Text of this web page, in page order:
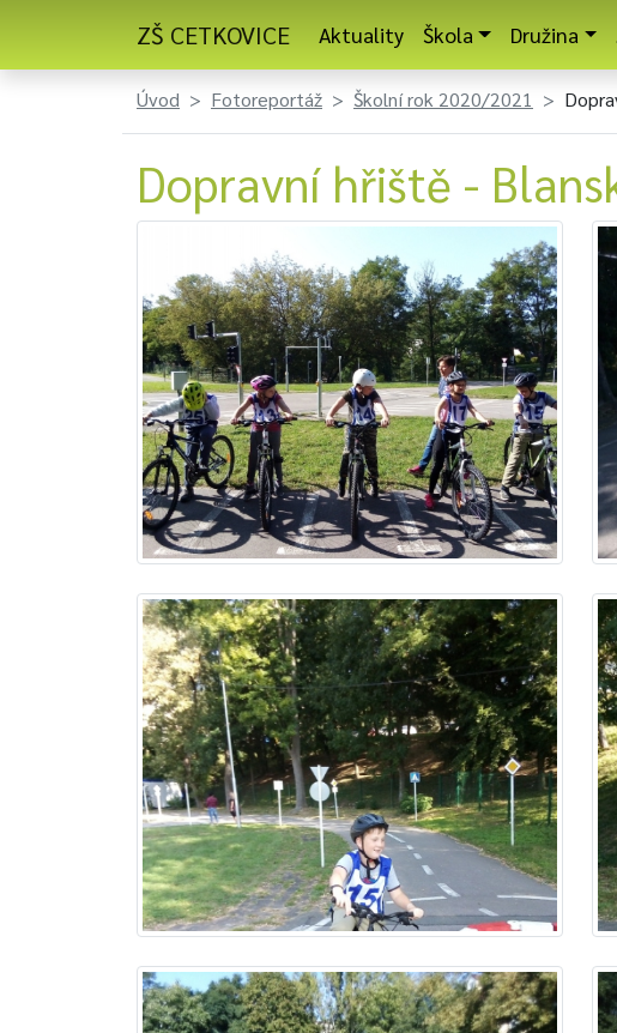
ZŠ CETKOVICE Aktuality Škola Družina
Úvod Fotoreportáž Školní rok 2020/2021
Dopravní hřiště -